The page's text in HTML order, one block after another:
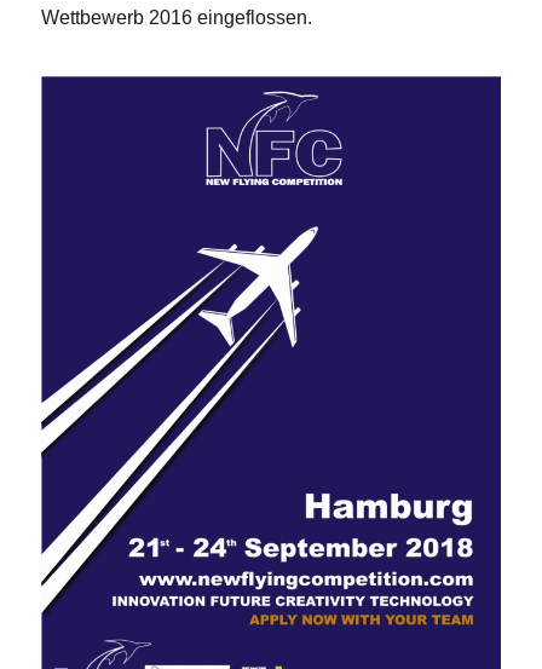
Wettbewerb 2016 eingeflossen.